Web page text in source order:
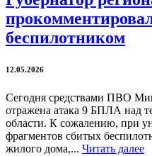
беспилотником
12.05.2026
Сегодня средствами ПВО
отражена атака 9 БПЛА над
области. К сожалению, при
фрагментов сбитых
жилого дома,... Читать далее